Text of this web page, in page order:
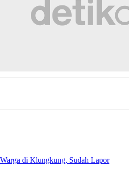
di Klungkung, Sudah Lapor